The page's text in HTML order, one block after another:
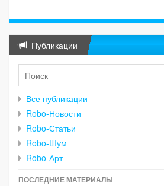
Публикации
Все публикации
Robo-Новости
Robo-Статьи
Robo-Шум
Robo-Арт
ПОСЛЕДНИЕ МАТЕРИАЛЫ